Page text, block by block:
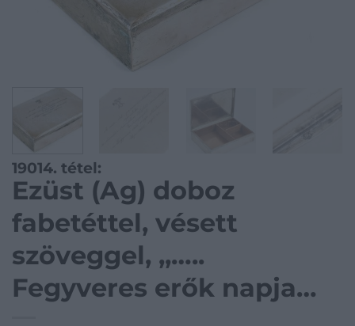
19014. tétel:
Ezüst (Ag) doboz
fabetéttel, vésett
szöveggel, ,,…..
Fegyveres erők napja